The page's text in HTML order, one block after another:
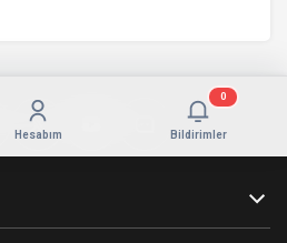
Hesabım Bildirimler
0